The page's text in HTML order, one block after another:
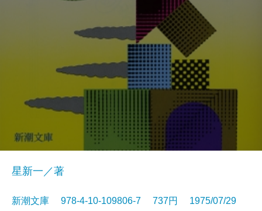
星新一／著
新潮文庫 978-4-10-109806-7 737円 1975/07/29